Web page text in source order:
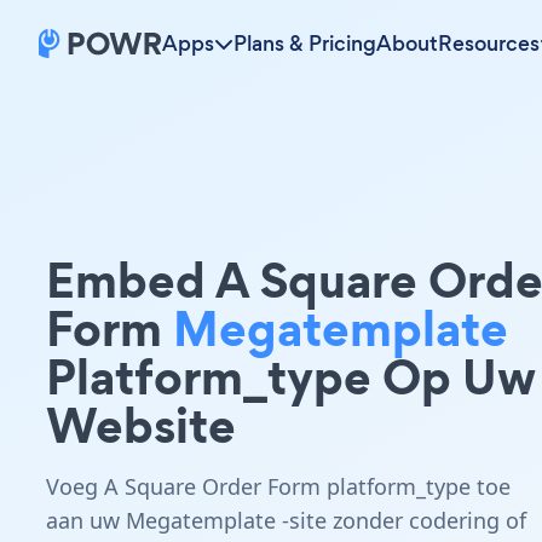
Apps Plans & PricingAboutResources
Embed A Square
Form Megatemplate
Platform_type Op Uw
Website
Voeg A Square Order Form platform_type toe
aan uw Megatemplate -site zonder codering of